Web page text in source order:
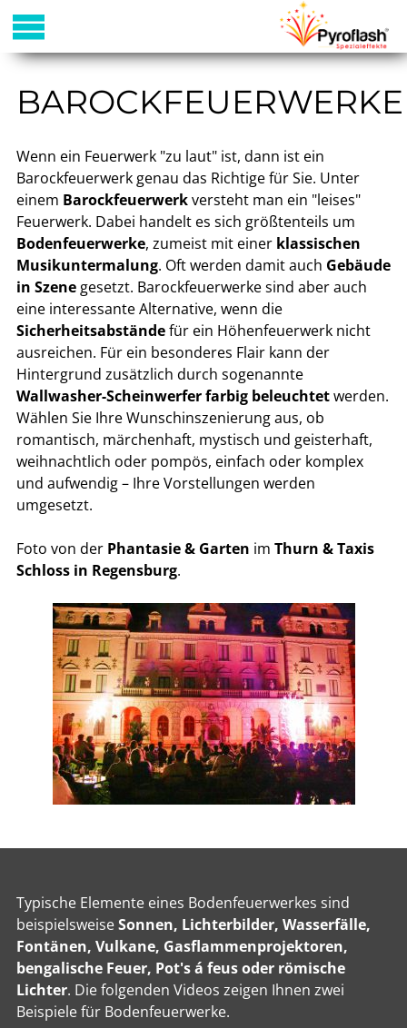
BAROCKFEUERWERKE
Wenn ein Feuerwerk "zu laut" ist, dann ist ein
Barockfeuerwerk genau das Richtige für Sie. Unter
einem Barockfeuerwerkversteht man ein "leises"
Feuerwerk. Dabei handelt es sich größtenteils um
Bodenfeuerwerke, zumeist mit einer klassischen
Musikuntermalung. Oft werden damit auch Gebäude
in Szene gesetzt. Barockfeuerwerke sind aber auch
eine interessante Alternative, wenn die
Sicherheitsabständefür ein Höhenfeuerwerk nicht
ausreichen. Für ein besonderes Flair kann der
Hintergrund zusätzlich durch sogenannte
Wallwasher-Scheinwerferfarbig beleuchtetwerden.
Wählen Sie Ihre Wunschinszenierung aus, ob
romantisch, märchenhaft, mystisch und geisterhaft,
weihnachtlich oder pompös, einfach oder komplex
und aufwendig – Ihre Vorstellungen werden
umgesetzt.
Foto von der Phantasie & Garten im Thurn & Taxis
Schloss in Regensburg.
Typische Elemente eines Bodenfeuerwerkes sind
beispielsweiseSonnen, Lichterbilder, Wasserfälle,
Fontänen, Vulkane, Gasflammenprojektoren,
bengalische Feuer, Pot's á feus oder römische
Lichter. Die folgenden Videos zeigen Ihnen zwei
Beispiele für Bodenfeuerwerke.